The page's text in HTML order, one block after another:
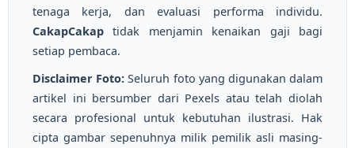
tenaga kerja, dan evaluasi performa individu.
CakapCakap tidak menjamin kenaikan gaji bagi
setiap pembaca.
Disclaimer Foto: Seluruh foto yang digunakan dalam
artikel ini bersumber dari Pexels atau telah diolah
secara profesional untuk kebutuhan ilustrasi. Hak
cipta gambar sepenuhnya milik pemilik asli masing-